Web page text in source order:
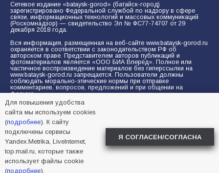
Сетевое издание «bataysk-gorod» (батайск-город)
зарегистрировано Федеральной службой по надзору в сфере
связи, информационных технологий и массовых коммуникаций
(Роскомнадзор) — свидетельство Эл № ФС77-74707 от 29
декабря 2018 года.
Вся информация, размещенная на веб-сайте www.bataysk-gorod.ru
охраняется в соответствии с законодательством РФ об
авторском праве. Представителем авторов публикаций и
фотоматериалов является «ООО БИА Вперёд». Полное или
частичное воспроизведение материалов без гиперссылки на
www.bataysk-gorod.ru запрещается. Пользователи должны
соблюдать морально-этические нормы при отправке
комментариев, вопросов, предложений и при общении на
форуме.
Политика конфиденциальности и защиты информации
Согласие на обработку персональных данных с помощью
сервисов Yandex.Metrika, LiveInternet, top.mail.ru
© 2005-2026 БИА «ВПЕРЕД»
Для повышения удобства
сайта мы используем cookies
(подробнее). К сайту
подключены сервисы
Yandex.Metrika, LiveInternet,
top.mail.ru, которые также
использует файлы cookie
(подробнее).
Я СОГЛАСЕН/СОГЛАСНА